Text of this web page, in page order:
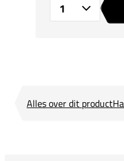
Alles over dit product